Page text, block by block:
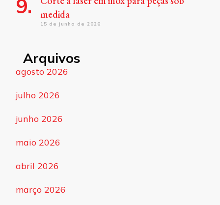
medida
15 de junho de 2026
Arquivos
agosto 2026
julho 2026
junho 2026
maio 2026
abril 2026
março 2026